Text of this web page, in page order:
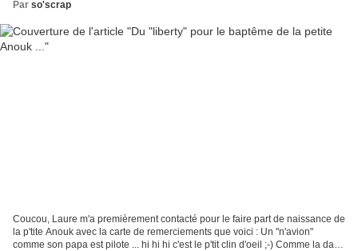
Par so'scrap
Coucou, Laure m'a premièrement contacté pour le faire part de naissance de
la p'tite Anouk avec la carte de remerciements que voici : Un "n'avion"
comme son papa est pilote ... hi hi hi c'est le p'tit clin d'oeil ;-) Comme la date